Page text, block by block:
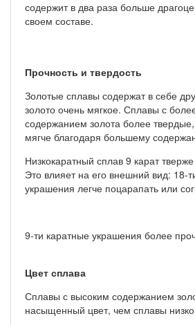
содержит в два раза больше
своем составе.
Прочность и твердость
Золотые сплавы содержат в себе
золото очень мягкое. Сплавы с
содержанием золота более
мягче благодаря большему
Низкокаратный сплав 9 карат
Это влияет на его внешний вид: 18-
украшения легче поцарапать или
9-ти каратные украшения более
Цвет сплава
Сплавы с высоким содержанием
насыщенный цвет, чем сплавы